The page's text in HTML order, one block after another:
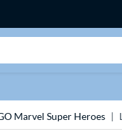
Marvel Super Heroes